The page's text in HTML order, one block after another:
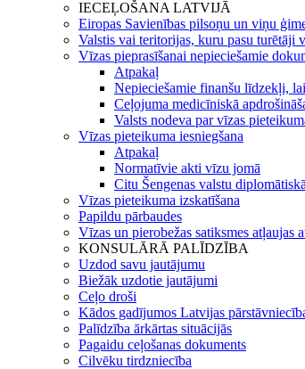
IECEĻOŠANA LATVIJĀ
Eiropas Savienības pilsoņu un viņu
Valstis vai teritorijas, kuru pasu turētāji
Vīzas pieprasīšanai nepieciešamie
Atpakaļ
Nepieciešamie finanšu līdzekļi,
Ceļojuma medicīniskā
Valsts nodeva par vīzas
Vīzas pieteikuma iesniegšana
Atpakaļ
Normatīvie akti vīzu jomā
Citu Šengenas valstu
Vīzas pieteikuma izskatīšana
Papildu pārbaudes
Vīzas un pierobežas satiksmes atļaujas
KONSULĀRĀ PALĪDZĪBA
Uzdod savu jautājumu
Biežāk uzdotie jautājumi
Ceļo droši
Kādos gadījumos Latvijas
Palīdzība ārkārtas situācijās
Pagaidu ceļošanas dokuments
Cilvēku tirdzniecība